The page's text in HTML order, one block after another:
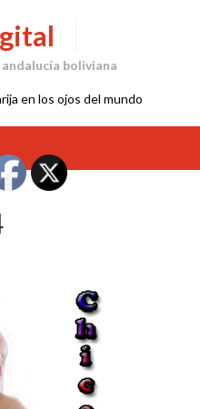
boliviana
en los ojos del mundo